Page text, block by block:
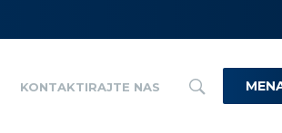
KONTAKTIRAJTE NAS